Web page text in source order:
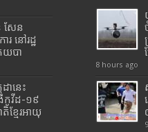
សែន
នៅរដ្ឋ
យបា
ានេះ
កូវីដ-១៩
មែរអាយុ
8 hours ago